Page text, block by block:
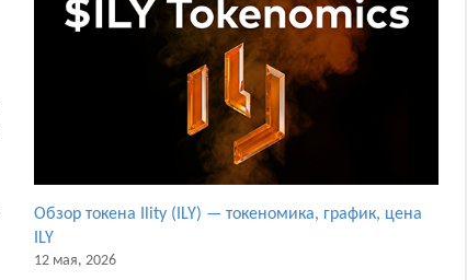
Обзор токена Ility (ILY) — токеномика, график, цена
ILY
12 мая, 2026